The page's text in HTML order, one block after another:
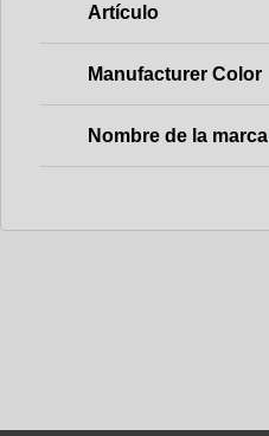
Artículo
Manufacturer Color
Nombre de la marca